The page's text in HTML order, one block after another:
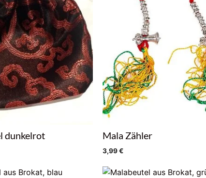
dunkelrot Mala Zähler
3,99€